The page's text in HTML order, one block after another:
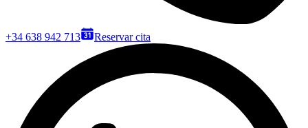
+34 638 942 713 Reservar cita